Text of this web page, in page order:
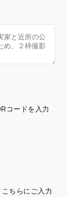
コードを入力
ちらにご入力